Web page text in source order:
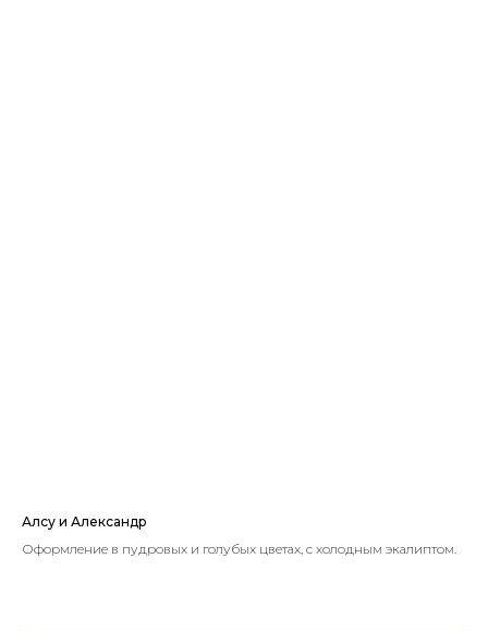
Алсу и Александр
Оформление в пудровых и голубых цветах, с холодным экалиптом.